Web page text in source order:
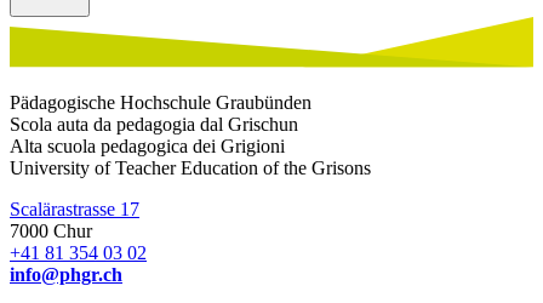
Pädagogische Hochschule Graubünden
Scola auta da pedagogia dal Grischun
Alta scuola pedagogica dei Grigioni
University of Teacher Education of the Grisons
Scalärastrasse 17
7000 Chur
+41 81 354 03 02
info@phgr.ch